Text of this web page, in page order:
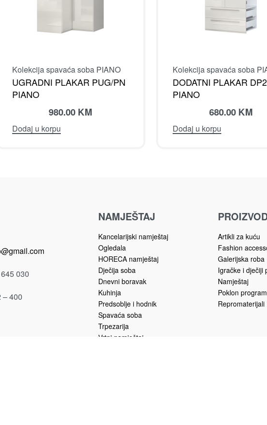
Kolekcija spavaća soba PIANO
UGRADNI PLAKAR PUG/PN
PIANO
980.00 KM
Dodaj u korpu
Kolekcija spavaća soba
DODATNI PLAKAR
PIANO
680.00 KM
Dodaj u korpu
030
– 400
NAMJEŠTAJ
Kancelarijski namještaj
Ogledala
HORECA namještaj
Dječija soba
Dnevni boravak
Kuhinja
Predsoblje i hodnik
Spavaća soba
Trpezarija
Vrtni namještaj
Artikli za kuću
Fashion
Galerijska roba
Igračke i dječiji
Namještaj
Poklon program
Repromaterijali